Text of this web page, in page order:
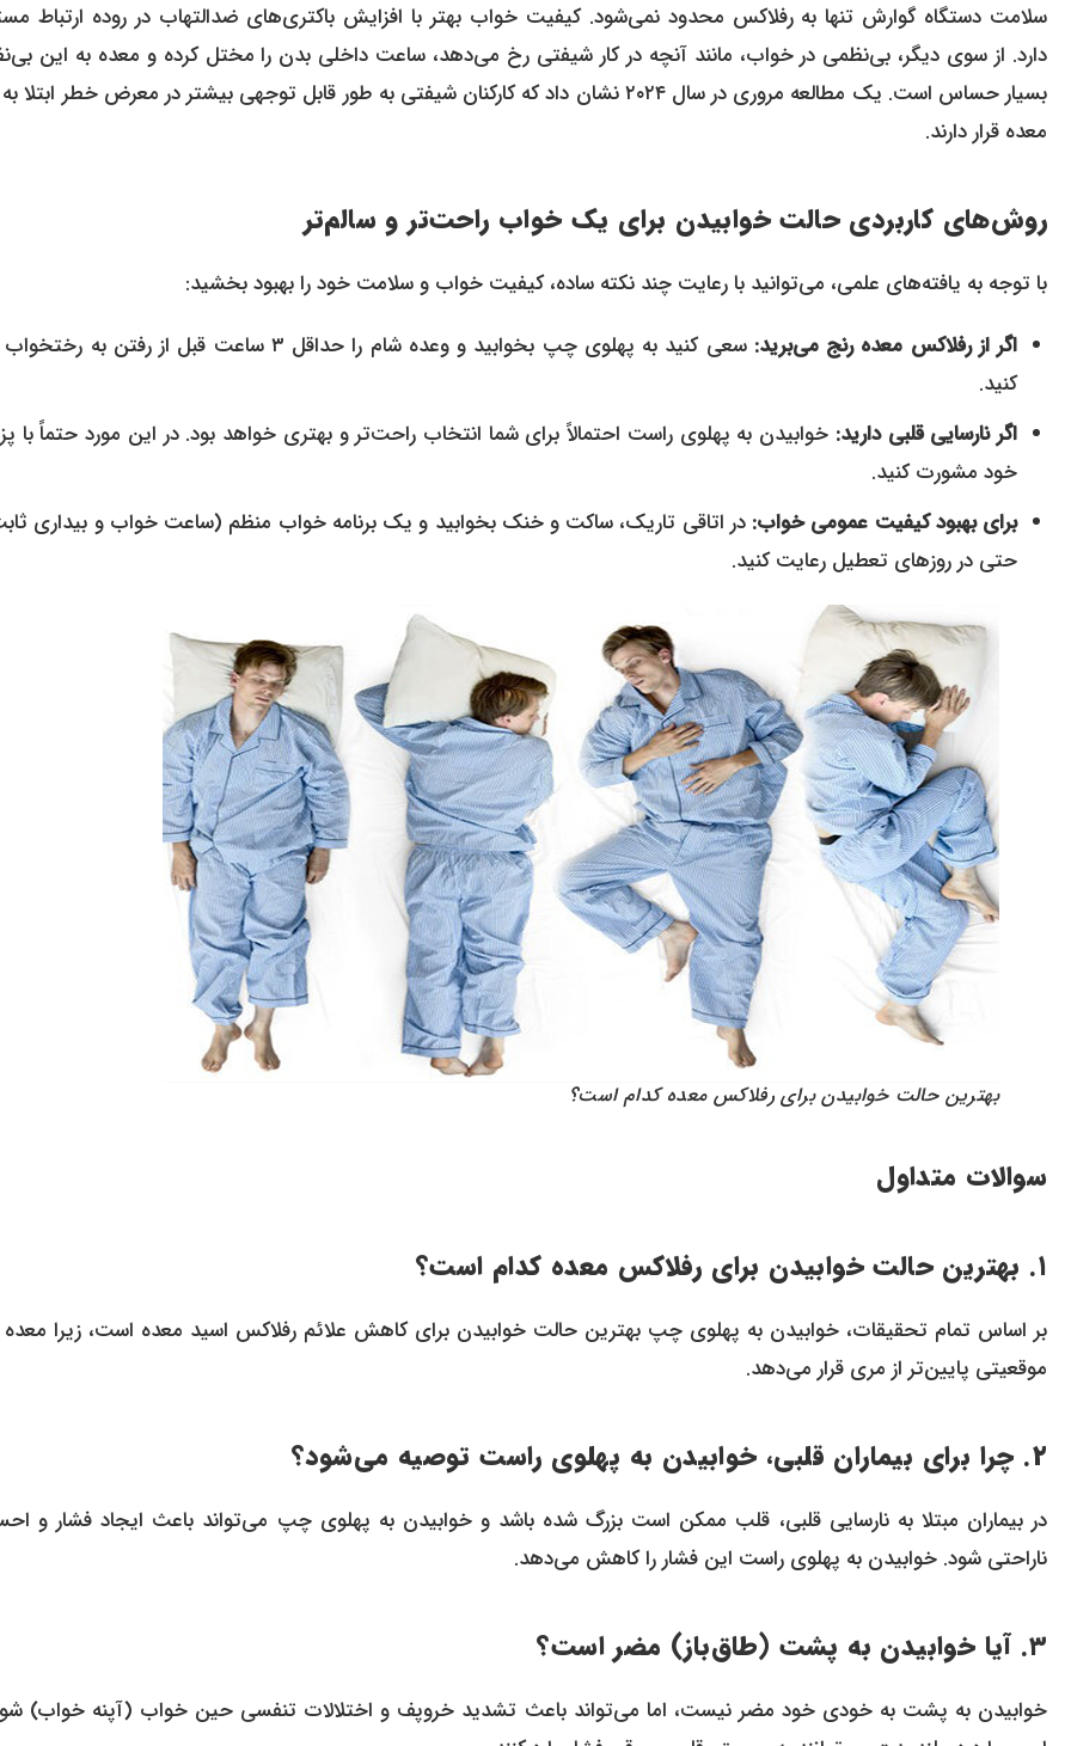
سلامت دستگاه گوارش تنها به رفلاکس محدود نمی‌شود. کیفیت خواب بهتر با افزایش باکتری‌های ضدالتهاب در روده ارتباط
دارد. از سوی دیگر، بی‌نظمی در خواب، مانند آنچه در کار شیفتی رخ می‌دهد، ساعت داخلی بدن را مختل کرده و معده به این
بسیار حساس است. یک مطالعه مروری در سال ۲۰۲۴ نشان داد که کارکنان شیفتی به طور قابل توجهی بیشتر در معرض خطر
معده قرار دارند.
روش‌های کاربردی حالت خوابیدن برای یک خواب راحت‌تر و سالم‌تر
با توجه به یافته‌های علمی، می‌توانید با رعایت چند نکته ساده، کیفیت خواب و سلامت خود را بهبود بخشید:
اگر از رفلاکس معده رنج می‌برید:
سعی کنید به پهلوی چپ بخوابید و وعده شام را حداقل ۳ ساعت قبل از رفتن به
کنید.
اگر نارسایی قلبی دارید: خوابیدن به پهلوی راست احتمالاً برای شما انتخاب راحت‌تر و بهتری خواهد بود. در این مورد حتماً با
خود مشورت کنید.
برای بهبود کیفیت عمومی خواب: در اتاقی تاریک، ساکت و خنک بخوابید و یک برنامه خواب منظم (ساعت خواب و بیداری
حتی در روزهای تعطیل رعایت کنید.
بهترین حالت خوابیدن برای رفلاکس معده کدام است؟
سوالات متداول
۱. بهترین حالت خوابیدن برای رفلاکس معده کدام است؟
بر اساس تمام تحقیقات، خوابیدن به پهلوی چپ بهترین حالت خوابیدن برای کاهش علائم رفلاکس اسید معده است، زیرا معده
موقعیتی پایین‌تر از مری قرار می‌دهد.
۲. چرا برای بیماران قلبی، خوابیدن به پهلوی راست توصیه می‌شود؟
در بیماران مبتلا به نارسایی قلبی، قلب ممکن است بزرگ شده باشد و خوابیدن به پهلوی چپ می‌تواند باعث ایجاد فشار و
ناراحتی شود. خوابیدن به پهلوی راست این فشار را کاهش می‌دهد.
۳. آیا خوابیدن به پشت (طاق‌باز) مضر است؟
خوابیدن به پشت به خودی خود مضر نیست، اما می‌تواند باعث تشدید خروپف و اختلالات تنفسی حین خواب (آپنه خواب)